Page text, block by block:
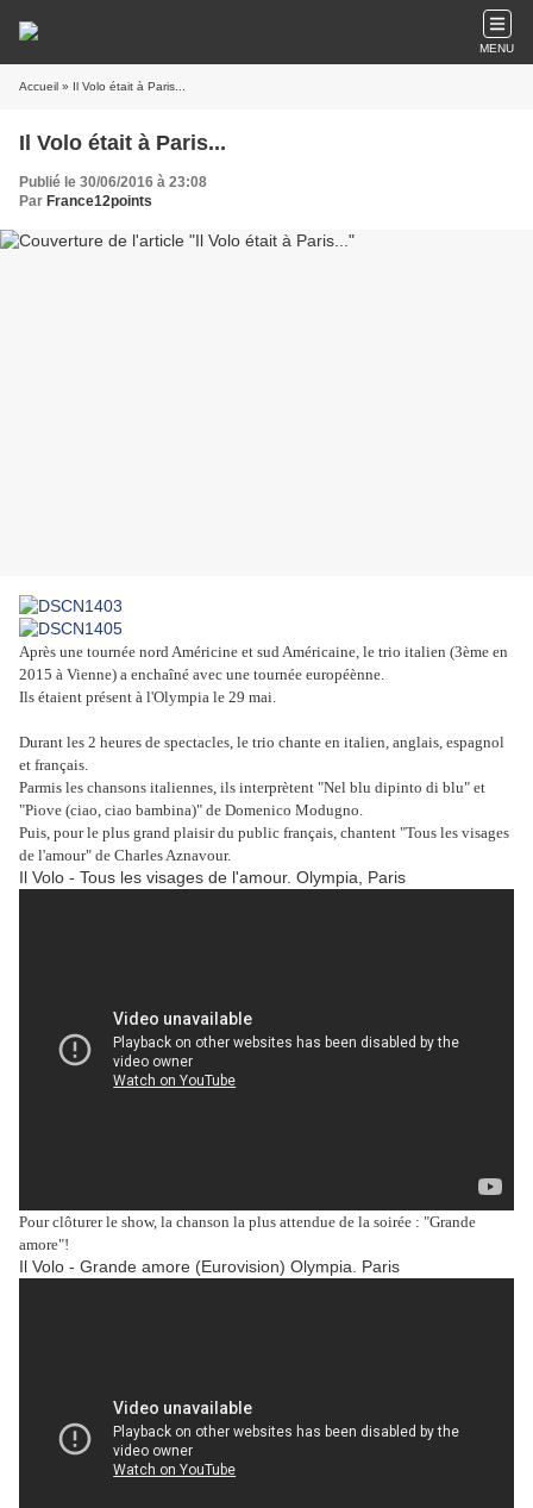
MENU
Accueil » Il Volo était à Paris...
Il Volo était à Paris...
Publié le 30/06/2016 à 23:08
Par France12points
Après une tournée nord Américine et sud Américaine, le trio italien (3ème en
2015 à Vienne) a enchaîné avec une tournée européènne.
Ils étaient présent à l'Olympia le 29 mai.
Durant les 2 heures de spectacles, le trio chante en italien, anglais, espagnol
et français.
Parmis les chansons italiennes, ils interprètent "Nel blu dipinto di blu" et
"Piove (ciao, ciao bambina)" de Domenico Modugno.
Puis, pour le plus grand plaisir du public français, chantent "Tous les visages
de l'amour" de Charles Aznavour.
Il Volo - Tous les visages de l'amour. Olympia, Paris
Pour clôturer le show, la chanson la plus attendue de la soirée : "Grande
amore"!
Il Volo - Grande amore (Eurovision) Olympia. Paris